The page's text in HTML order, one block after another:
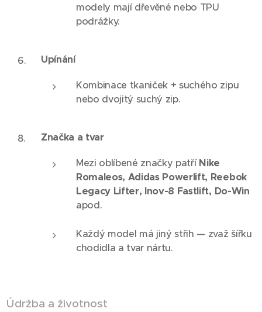
modely mají dřevěné nebo TPU
podrážky.
Upínání
Kombinace tkaniček + suchého zipu
nebo dvojitý suchý zip.
Značka a tvar
Mezi oblíbené značky patříNike
Romaleos, Adidas Powerlift, Reebok
Legacy Lifter, Inov-8 Fastlift, Do-Win
apod.
Každý model má jiný střih — zvaž šířku
chodidla a tvar nártu.
Údržba a životnost